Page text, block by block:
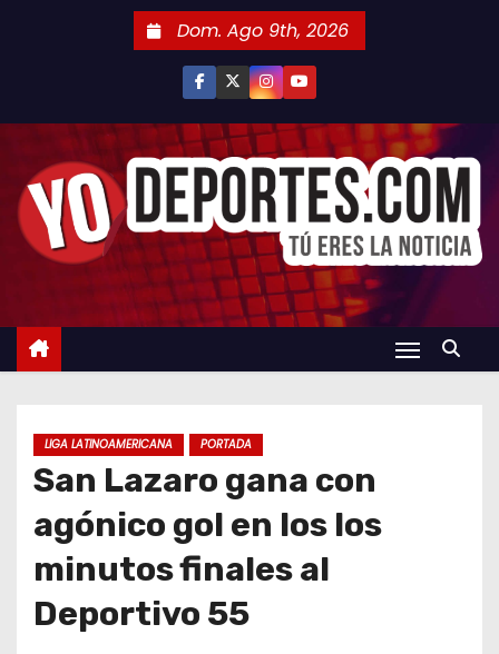
n
Dom. Ago 9th, 2026
LIGA LATINOAMERICANA PORTADA
San Lazaro gana con
agónico gol en los los
minutos finales al
Deportivo 55